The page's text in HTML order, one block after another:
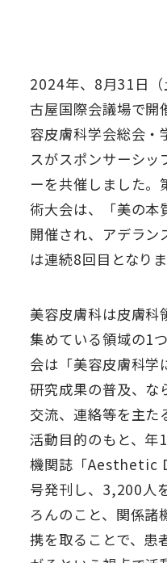
2024年、8月31日
古屋国際会議場で
容皮膚科学会総会・
スがスポンサーシッ
ーを共催しました
術大会は、「美の本
開催され、アデラン
は連続8回目となりま
美容皮膚科は皮膚科
集めている領域の1
会は「美容皮膚科学
研究成果の普及、な
交流、連絡等を主た
活動目的のもと、年
機関誌「Aesthetic
号発刊し、3,200人
ろんのこと、関係諸
携を取ることで、患